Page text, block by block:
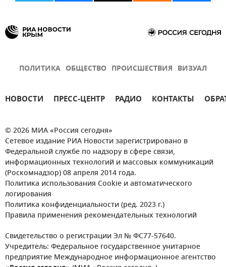
ПОЛИТИКА ОБЩЕСТВО ПРОИСШЕСТВИЯ ВИЗУАЛ
НОВОСТИ ПРЕСС-ЦЕНТР РАДИО КОНТАКТЫ
© 2026 МИА «Россия сегодня»
Сетевое издание РИА Новости зарегистрировано в
Федеральной службе по надзору в сфере связи,
информационных технологий и массовых коммуникаций
(Роскомнадзор) 08 апреля 2014 года.
Политика использования Cookie и автоматического
логирования
Политика конфиденциальности (ред. 2023 г.)
Правила применения рекомендательных технологий
Свидетельство о регистрации Эл № ФС77-57640.
Учредитель: Федеральное государственное унитарное
предприятие Международное информационное агентство